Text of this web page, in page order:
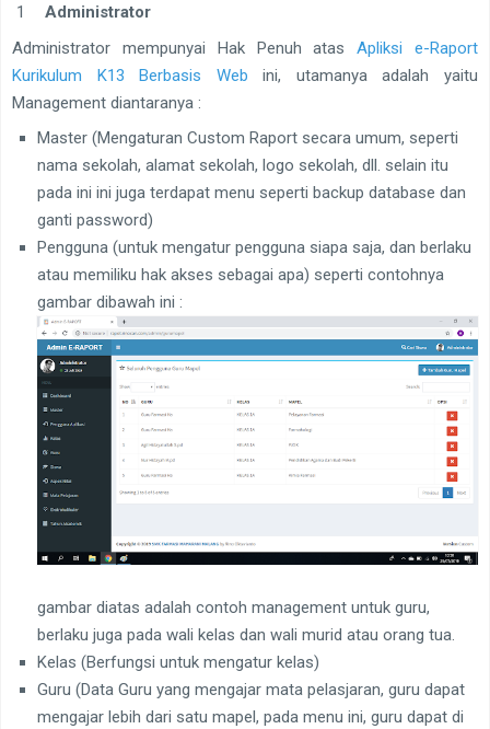
Administrator
Administrator mempunyai Hak Penuh atasApliksi e-Raport
Kurikulum K13 Berbasis Web ini, utamanya adalah yaitu
Management diantaranya :
Master (Mengaturan Custom Raport secara umum, seperti
nama sekolah, alamat sekolah, logo sekolah, dll. selain itu
pada ini ini juga terdapat menu seperti backup database dan
ganti password)
Pengguna (untuk mengatur pengguna siapa saja, dan berlaku
atau memiliku hak akses sebagai apa) seperti contohnya
gambar dibawah ini :
gambar diatas adalah contoh management untuk guru,
berlaku juga pada wali kelas dan wali murid atau orang tua.
Kelas (Berfungsi untuk mengatur kelas)
Guru (Data Guru yang mengajar mata pelasjaran, guru dapat
mengajar lebih dari satu mapel, pada menu ini, guru dapat di